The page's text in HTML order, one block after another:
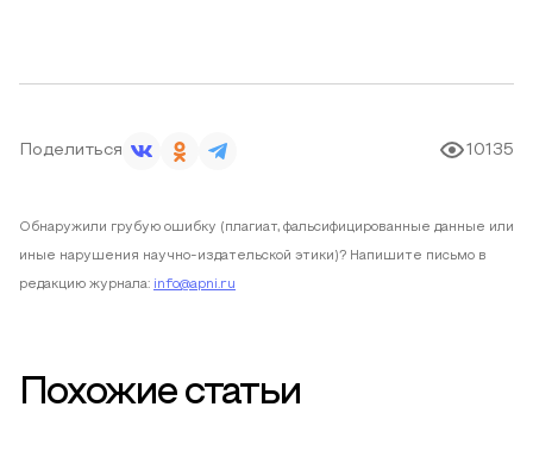
Поделиться 10135
Обнаружили грубую ошибку (плагиат, фальсифицированные данные или
иные нарушения научно-издательской этики)? Напишите письмо в
редакцию журнала: info@apni.ru
Похожие статьи